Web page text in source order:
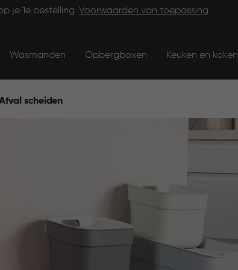
je 1e bestelling. Voorwaarden van toepassing
Wasmanden Opbergboxen Keuken en koken
scheiden